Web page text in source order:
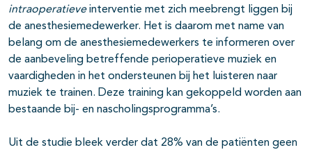
intraoperatieveinterventie met zich meebrengt liggen bij
de anesthesiemedewerker. Het is daarom met name van
belang om de anesthesiemedewerkers te informeren over
de aanbeveling betreffende perioperatieve muziek en
vaardigheden in het ondersteunen bij het luisteren naar
muziek te trainen. Deze training kan gekoppeld worden aan
bestaande bij- en nascholingsprogramma’s.
Uit de studie bleek verder dat 28% van de patiënten geen